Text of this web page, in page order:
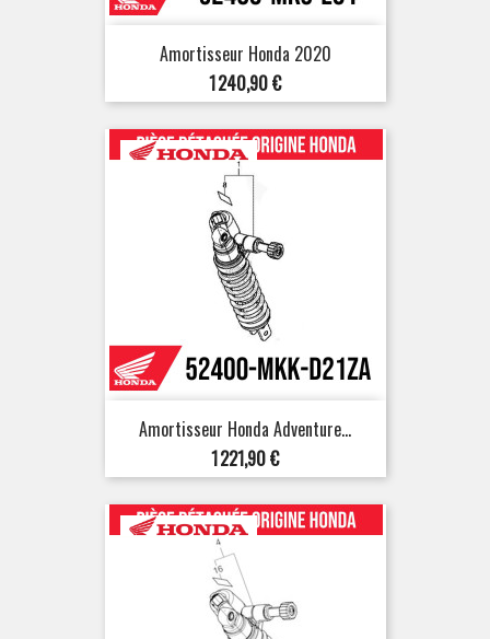
Amortisseur Honda 2020
Prix
1 240,90 €
Amortisseur Honda Adventure...
Prix
1 221,90 €